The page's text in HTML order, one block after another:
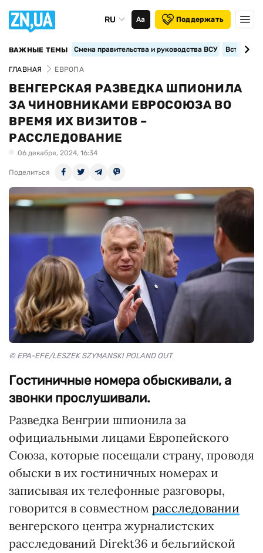
RU Аа Поддержать
ВАЖНЫЕ ТЕМЫ Смена правительства и руководства ВСУ
ГЛАВНАЯ ЕВРОПА
ВЕНГЕРСКАЯ РАЗВЕДКА ШПИОНИЛА
ЗА ЧИНОВНИКАМИ ЕВРОСОЮЗА ВО
ВРЕМЯ ИХ ВИЗИТОВ –
РАССЛЕДОВАНИЕ
06 декабря, 2024, 16:34
Поделиться
© EPA-EFE/LESZEK SZYMANSKI POLAND OUT
Гостиничные номера обыскивали, а
звонки прослушивали.
Разведка Венгрии шпионила за
официальными лицами Европейского
Союза, которые посещали страну, проводя
обыски в их гостиничных номерах и
записывая их телефонные разговоры,
говорится в совместном расследовании
венгерского центра журналистских
расследований Direkt36 и бельгийской